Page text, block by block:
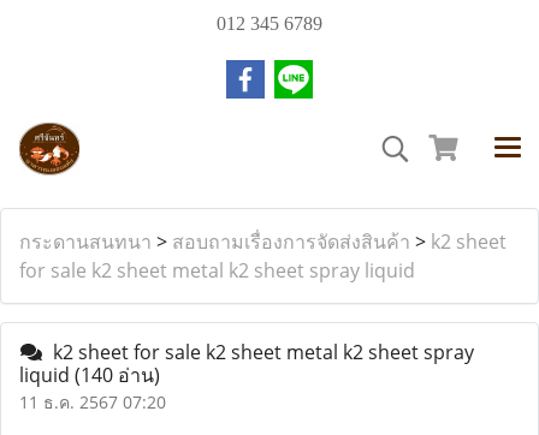
012 345 6789
กระดานสนทนา > สอบถามเรื่องการจัดส่งสินค้า > k2 sheet
for sale k2 sheet metal k2 sheet spray liquid
k2 sheet for sale k2 sheet metal k2 sheet spray
liquid (140 อ่าน)
11 ธ.ค. 2567 07:20